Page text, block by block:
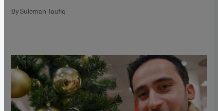
By Suleman Taufiq